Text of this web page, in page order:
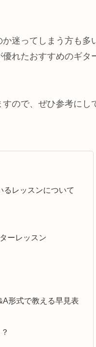
迷ってしまう方も多
れたおすすめのギタ
ので、ぜひ参考にし
るレッスンについて
ーレッスン
形式で教える早見表